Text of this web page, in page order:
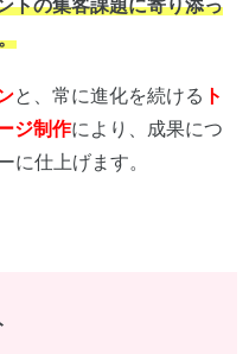
トの集客課題に寄り添っ
と、常に進化を続ける ト
ジ制作により、成果につ
に仕上げます。